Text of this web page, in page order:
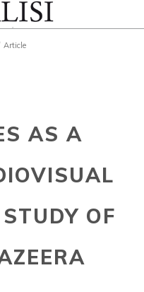
Article
AS A
OF